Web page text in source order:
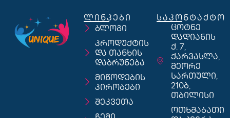
ლინკები
ბლოგი
პროდუქტის
და თანხის
დაბრუნება
მიწოდების
პირობები
შეკვეთა
საკონტაქტო
ცოტნე
დადიანის
ქ. 7,
ქარვასლა,
მეორე
სართული,
210ბ,
თბილისი
ოთხშაბათი